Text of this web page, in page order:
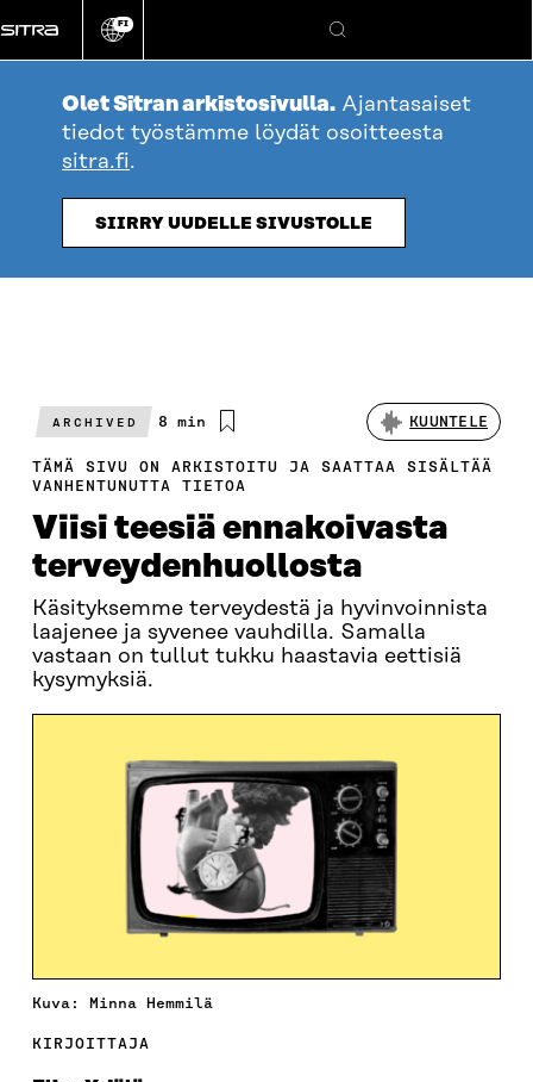
suoraan
sisältöön
Vaihda
kieli
FI
Hae
Olet Sitran arkistosivulla. Ajantasaiset
tiedot työstämme löydät osoitteesta
sitra.fi.
SIIRRY UUDELLE SIVUSTOLLE
ARCHIVED
Arvioitu
8 min KUUNTELE
TÄMÄ SIVU ON ARKISTOITU JA SAATTAA SISÄLTÄÄ
VANHENTUNUTTA TIETOA
Viisi teesiä ennakoivasta
terveydenhuollosta
Käsityksemme terveydestä ja hyvinvoinnista
laajenee ja syvenee vauhdilla. Samalla
vastaan on tullut tukku haastavia eettisiä
kysymyksiä.
Kuva: Minna Hemmilä
KIRJOITTAJA